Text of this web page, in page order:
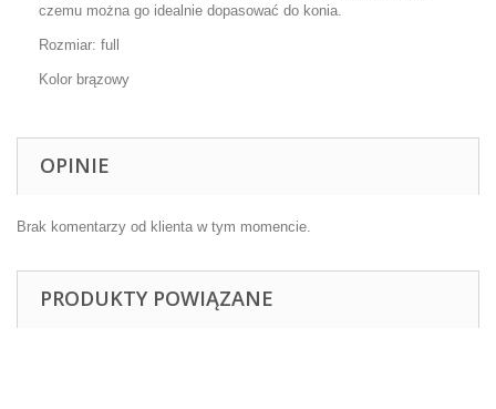
czemu można go idealnie dopasować do konia.
Rozmiar: full
Kolor brązowy
OPINIE
Brak komentarzy od klienta w tym momencie.
PRODUKTY POWIĄZANE